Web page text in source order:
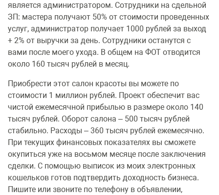
является администратором. Сотрудники на сдельной
ЗП: мастера получают 50% от стоимости проведенных
услуг, администратор получает 1000 рублей за выход
+ 2% от выручки за день. Сотрудники останутся с
вами после моего ухода. В общем на ФОТ отводится
около 160 тысяч рублей в месяц.
Приобрести этот салон красоты вы можете по
стоимости 1 миллион рублей. Проект обеспечит вас
чистой ежемесячной прибылью в размере около 140
тысяч рублей. Оборот салона – 500 тысяч рублей
стабильно. Расходы – 360 тысяч рублей ежемесячно.
При текущих финансовых показателях вы сможете
окупиться уже на восьмом месяце после заключения
сделки. С помощью выписок из моих электронных
кошельков готов подтвердить доходность бизнеса.
Пишите или звоните по телефону в объявлении,